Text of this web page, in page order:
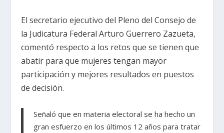
El secretario ejecutivo del Pleno del Consejo de
la Judicatura Federal Arturo Guerrero Zazueta,
comentó respecto a los retos que se tienen que
abatir para que mujeres tengan mayor
participación y mejores resultados en puestos
de decisión.
Señaló que en materia electoral se ha hecho un
gran esfuerzo en los últimos 12 años para tratar